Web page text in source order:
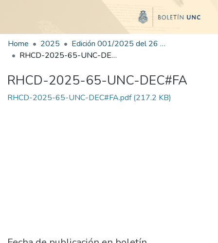
Home 2025
Edición 001/2025 del 26 de mayo de 2025
RHCD-2025-65-UNC-DEC#FA
RHCD-2025-65-UNC-DEC#FA
RHCD-2025-65-UNC-DEC#FA.pdf(217.2 KB)